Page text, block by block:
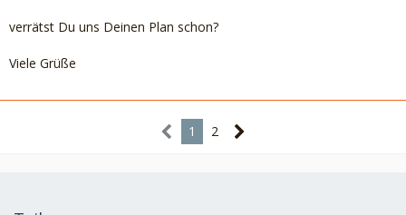
verrätst Du uns Deinen Plan schon?
Viele Grüße
1 2